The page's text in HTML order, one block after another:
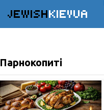
JEWISHKIEVUA
Парнокопиті